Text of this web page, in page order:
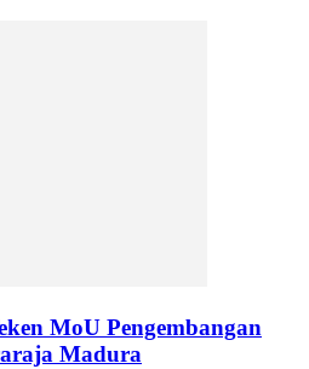
MoU Pengembangan
Madura